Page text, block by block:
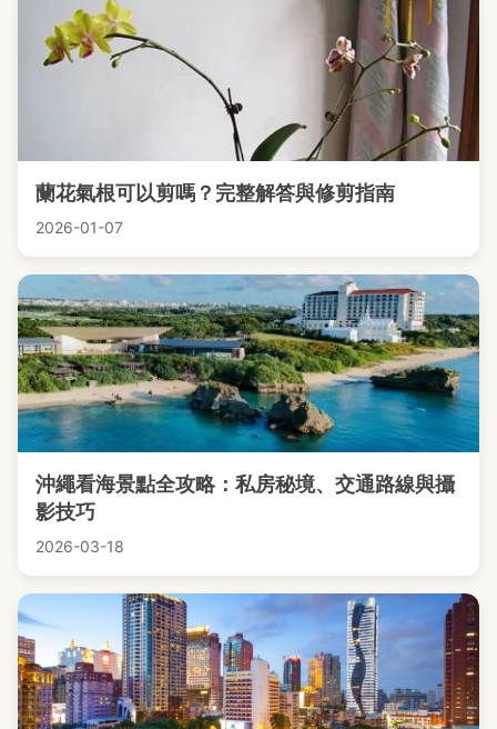
蘭花氣根可以剪嗎？完整解答與修剪指南
2026-01-07
沖繩看海景點全攻略：私房秘境、交通路線與攝
影技巧
2026-03-18